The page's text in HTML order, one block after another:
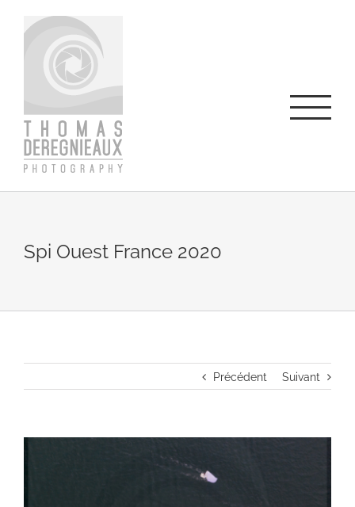
Spi Ouest France 2020
Précédent Suivant